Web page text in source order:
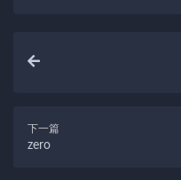
下一篇
zero